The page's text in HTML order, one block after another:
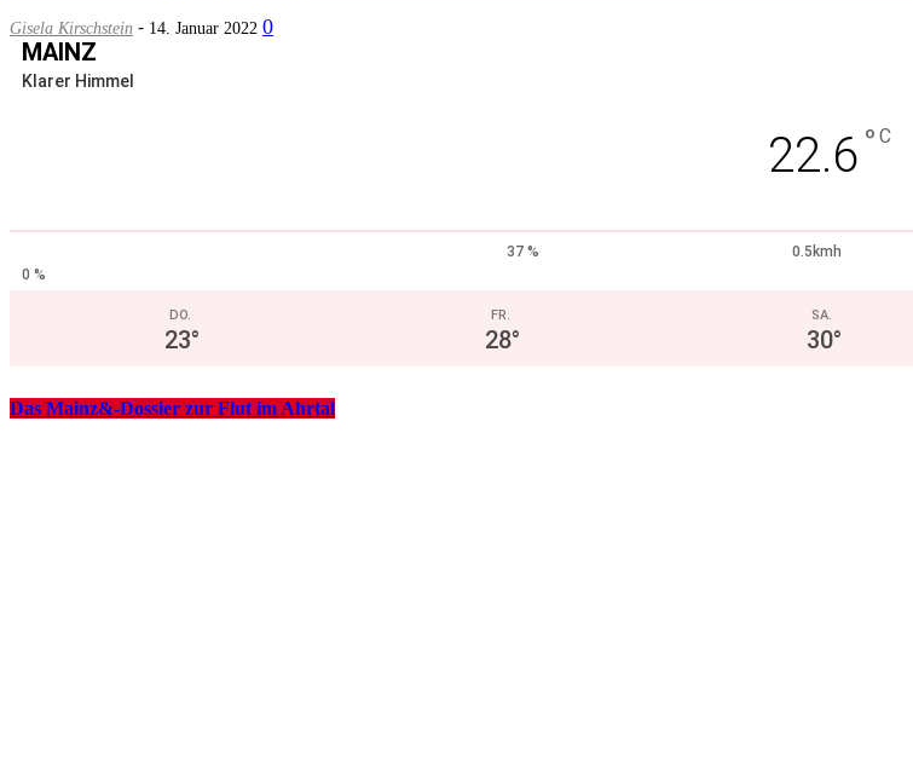
Gisela Kirschstein - 14. Januar 2022 0
MAINZ
Klarer Himmel
22.6 ° C
37 %
0.5kmh
0 %
DO.
23°
FR.
28°
SA.
30°
Das Mainz&-Dossier zur Flut im Ahrtal